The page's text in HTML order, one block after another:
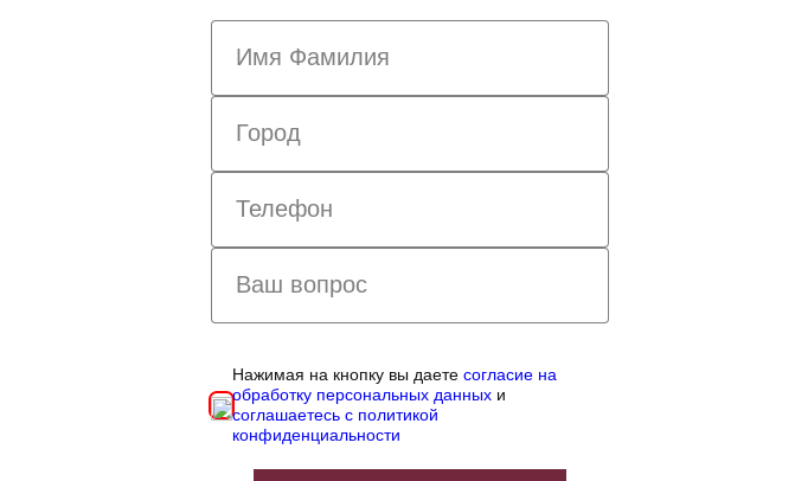
Нажимая на кнопку вы даетесогласие на
обработку персональных данных и
соглашаетесь с политикой
конфиденциальности